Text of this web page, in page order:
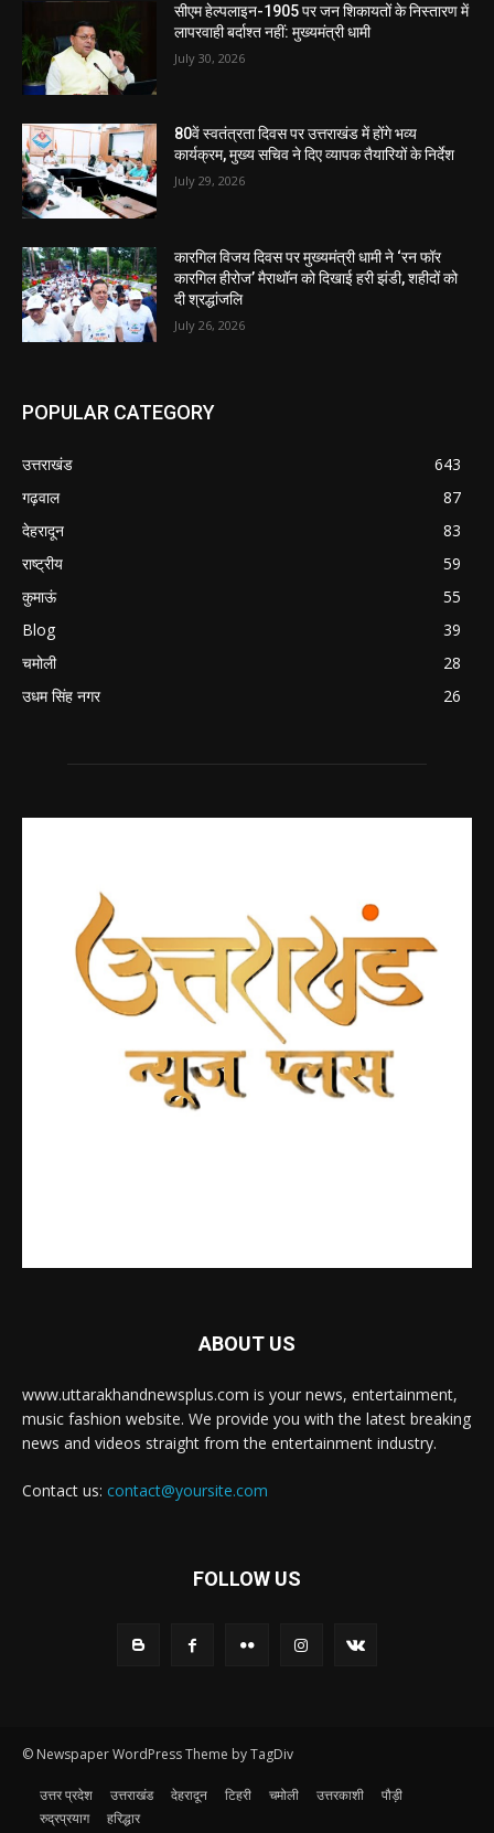
सीएम हेल्पलाइन-1905 पर जन शिकायतों के निस्तारण में
लापरवाही बर्दाश्त नहीं: मुख्यमंत्री धामी
July 30, 2026
80वें स्वतंत्रता दिवस पर उत्तराखंड में होंगे भव्य
कार्यक्रम, मुख्य सचिव ने दिए व्यापक तैयारियों के निर्देश
July 29, 2026
कारगिल विजय दिवस पर मुख्यमंत्री धामी ने ‘रन फॉर
कारगिल हीरोज’ मैराथॉन को दिखाई हरी झंडी, शहीदों को
दी श्रद्धांजलि
July 26, 2026
POPULAR CATEGORY
उत्तराखंड
643
गढ़वाल
87
देहरादून
83
राष्ट्रीय
59
कुमाऊं
55
Blog
39
चमोली
28
उधम सिंह नगर
26
ABOUT US
www.uttarakhandnewsplus.com is your news, entertainment,
music fashion website. We provide you with the latest breaking
news and videos straight from the entertainment industry.
Contact us: contact@yoursite.com
FOLLOW US
© Newspaper WordPress Theme by TagDiv
उत्तर प्रदेश उत्तराखंड देहरादून टिहरी चमोली उत्तरकाशी
पौड़ी
रुद्रप्रयाग
हरिद्धार